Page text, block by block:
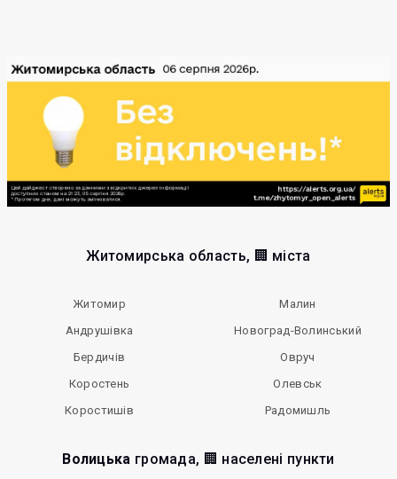
Житомирська область, 🏢 міста
Житомир
Андрушівка
Бердичів
Коростень
Коростишів
Малин
Новоград-Волинський
Овруч
Олевськ
Радомишль
Волицька громада, 🏢 населені пункти